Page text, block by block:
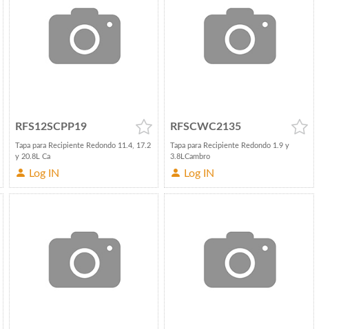
RFS12SCPP19
Tapa para Recipiente Redondo 11.4, 17.2
y 20.8L Ca
Log IN
RFSCWC2135
Tapa para Recipiente Redondo 1.9 y
3.8LCambro
Log IN